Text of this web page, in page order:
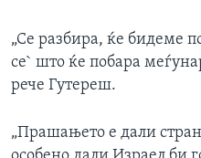
„Се разбира, ќе бидеме
се` што ќе побара
рече Гутереш.
„Прашањето е дали